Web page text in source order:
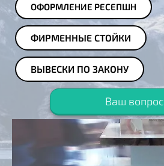
ОФОРМЛЕНИЕ РЕСЕПШН
ФИРМЕННЫЕ СТОЙКИ
ВЫВЕСКИ ПО ЗАКОНУ
Ваш вопрос